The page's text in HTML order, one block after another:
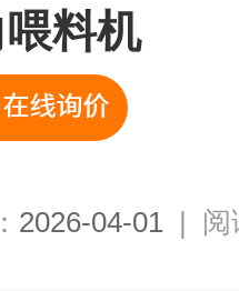
料机
2026-04-01 | 阅